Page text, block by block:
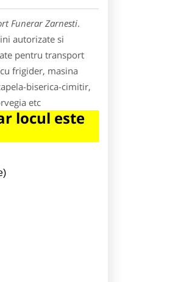
Funerar Zarnesti.
autorizate si
pentru transport
frigider, masina
biserica-cimitir,
etc
locul este